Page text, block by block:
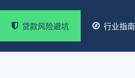
贷款风险避坑 行业指南